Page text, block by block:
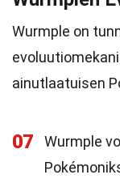
Wurmple on
ainutlaatuisen
07
Wurmple